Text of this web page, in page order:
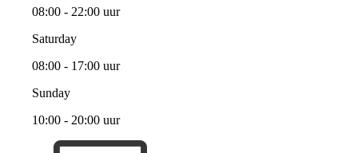
08:00 - 22:00 uur
Saturday
08:00 - 17:00 uur
Sunday
10:00 - 20:00 uur